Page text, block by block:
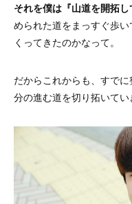
それを僕は『山道を開拓し
められた道をまっすぐ歩
くってきたのかなって。
だからこれからも、すで
分の進む道を切り拓いてい